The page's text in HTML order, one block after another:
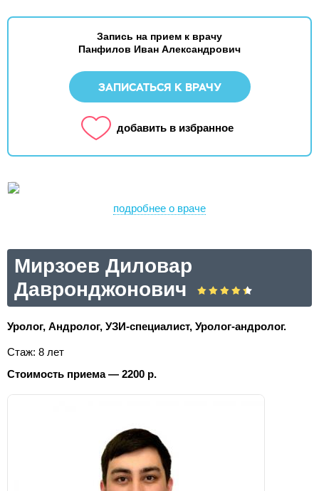
Запись на прием к врачу
Панфилов Иван Александрович
ЗАПИСАТЬСЯ К ВРАЧУ
добавить в избранное
подробнее о враче
Мирзоев Диловар
Давронджонович
Уролог, Андролог, УЗИ-специалист, Уролог-андролог.
Стаж: 8 лет
Стоимость приема — 2200 р.